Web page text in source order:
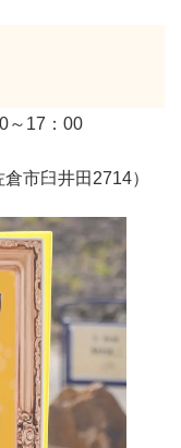
～17：00
市臼井田2714）